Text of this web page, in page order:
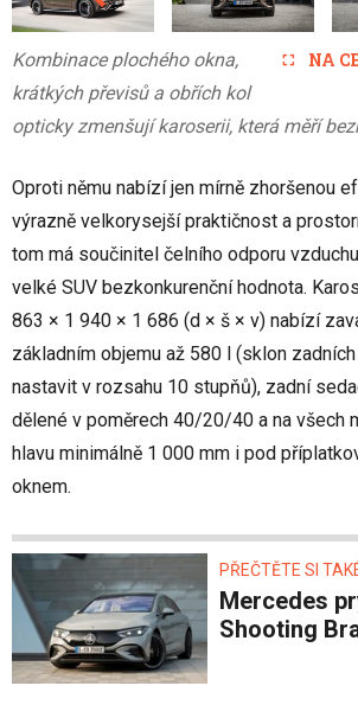
NA
Kombinace plochého okna,
krátkých převisů a obřích kol
opticky zmenšují karoserii, která měří
Oproti němu nabízí jen mírně zhoršenou
výrazně velkorysejší praktičnost a
tom má součinitel čelního odporu
velké SUV bezkonkurenční hodnota.
863 × 1 940 × 1 686 (d × š × v) nabízí
základním objemu až 580 l (sklon
nastavit v rozsahu 10 stupňů), zadní
dělené v poměrech 40/20/40 a na všech
hlavu minimálně 1 000 mm i pod
oknem.
PŘEČTĚTE SI
Mercedes prý chystá EQE
Shooting